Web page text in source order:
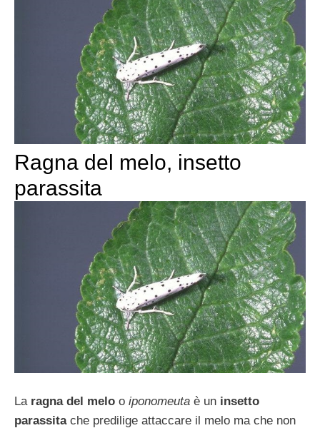
Ragna del melo, insetto
parassita
La ragna del melo o iponomeuta è un insetto
parassitache predilige attaccare il melo ma che non